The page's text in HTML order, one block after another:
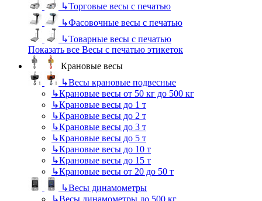
↳Торговые весы с печатью
↳Фасовочные весы с печатью
↳Товарные весы с печатью
Показать все Весы с печатью этикеток
Крановые весы
↳Весы крановые подвесные
↳Крановые весы от 50 кг до 500 кг
↳Крановые весы до 1 т
↳Крановые весы до 2 т
↳Крановые весы до 3 т
↳Крановые весы до 5 т
↳Крановые весы до 10 т
↳Крановые весы до 15 т
↳Крановые весы от 20 до 50 т
↳Весы динамометры
↳Весы динамометры до 500 кг